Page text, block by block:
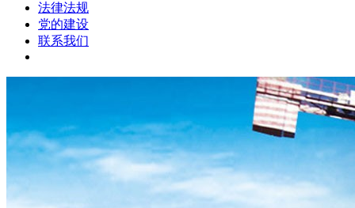
法律法规
党的建设
联系我们